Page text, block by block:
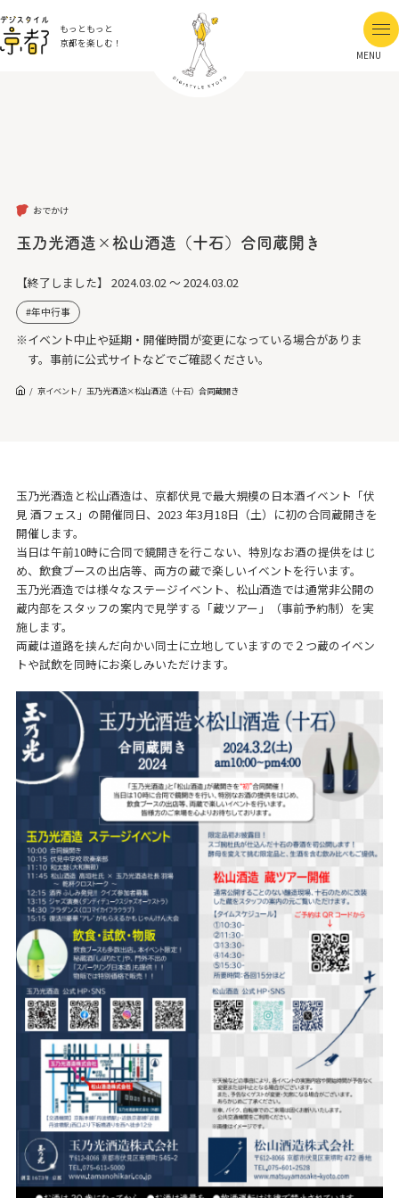
もっともっと
京都を楽しむ！
MENU
おでかけ
玉乃光酒造×松山酒造（十石）合同蔵開き
【終了しました】 2024.03.02 ～ 2024.03.02
年中行事
※イベント中止や延期・開催時間が変更になっている場合がありま
す。事前に公式サイトなどでご確認ください。
京イベント 玉乃光酒造×松山酒造（十石）合同蔵開き
玉乃光酒造と松山酒造は、京都伏見で最大規模の日本酒イベント「伏
見 酒フェス」の開催同日、2023 年3月18日（土）に初の合同蔵開きを
開催します。
当日は午前10時に合同で鏡開きを行こない、特別なお酒の提供をはじ
め、飲食ブースの出店等、両方の蔵で楽しいイベントを行います。
玉乃光酒造では様々なステージイベント、松山酒造では通常非公開の
蔵内部をスタッフの案内で見学する「蔵ツアー」（事前予約制）を実
施します。
両蔵は道路を挟んだ向かい同士に立地していますので２つ蔵のイベン
トや試飲を同時にお楽しみいただけます。